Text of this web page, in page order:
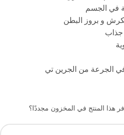
هذا المنتج في المخزون مجددًا؟